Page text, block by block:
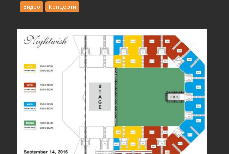
Видео Концерти